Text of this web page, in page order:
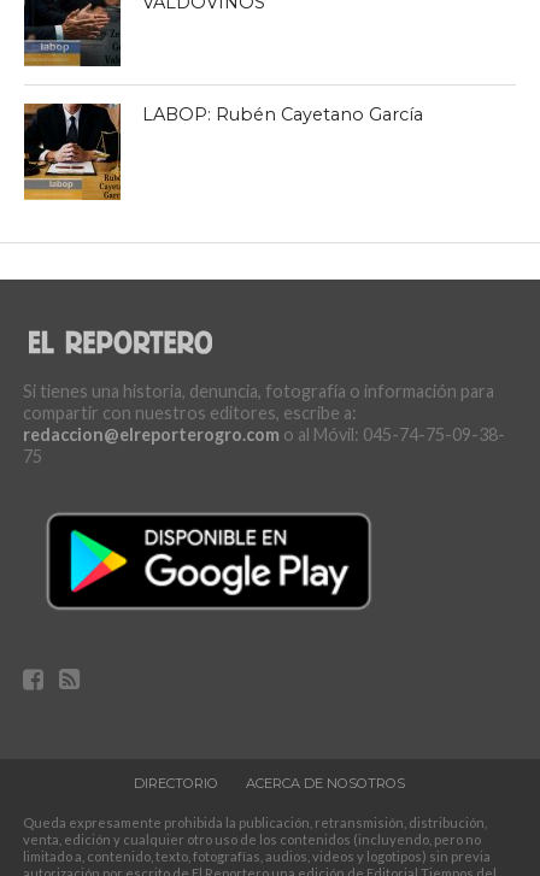
LABOP: Rubén Cayetano García
Si tienes una historia, denuncia, fotografía o información para
compartir con nuestros editores, escribe a:
redaccion@elreporterogro.com o al Móvil: 045-74-75-09-38-
75
DIRECTORIO ACERCA DE NOSOTROS
Queda expresamente prohibida la publicación, retransmisión, distribución,
venta, edición y cualquier otro uso de los contenidos (incluyendo, pero no
limitado a, contenido, texto, fotografías, audios, videos y logotipos) sin previa